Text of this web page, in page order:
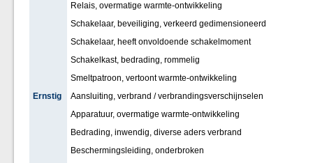
Relais, overmatige warmte-ontwikkeling
Schakelaar, beveiliging, verkeerd gedimensioneerd
Schakelaar, heeft onvoldoende schakelmoment
Schakelkast, bedrading, rommelig
Smeltpatroon, vertoont warmte-ontwikkeling
Ernstig
Aansluiting, verbrand / verbrandingsverschijnselen
Apparatuur, overmatige warmte-ontwikkeling
Bedrading, inwendig, diverse aders verbrand
Beschermingsleiding, onderbroken